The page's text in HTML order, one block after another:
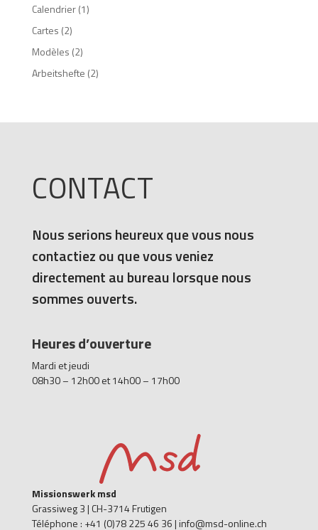
Calendrier (1)
Cartes (2)
Modèles (2)
Arbeitshefte (2)
CONTACT
Nous serions heureux que vous nous
contactiez ou que vous veniez
directement au bureau lorsque nous
sommes ouverts.
Heures d’ouverture
Mardi et jeudi
08h30 – 12h00 et 14h00 – 17h00
Missionswerk msd
Grassiweg 3 | CH-3714 Frutigen
Téléphone : +41 (0)78 225 46 36 | info@msd-online.ch